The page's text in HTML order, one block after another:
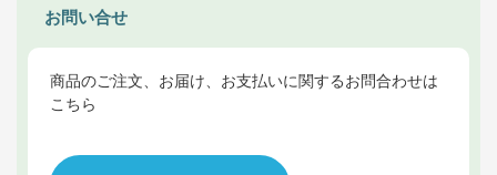
お問い合せ
商品のご注文、お届け、お支払いに関するお問合わせは
こちら